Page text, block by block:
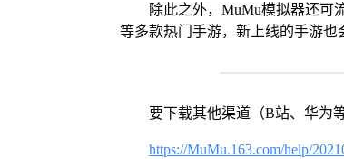
除此之外，MuMu模拟器还可
等多款热门手游，新上线的手游也
要下载其他渠道（B站、华为
https://MuMu.163.com/help/